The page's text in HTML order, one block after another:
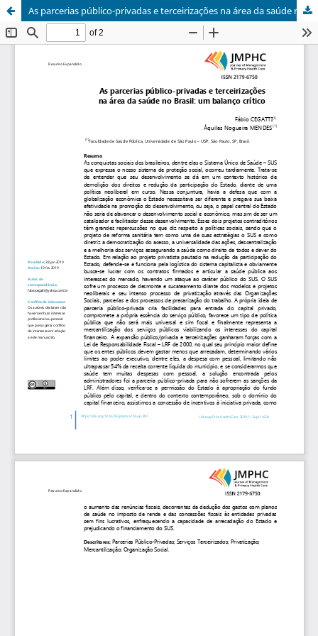
As parcerias público-privadas e terceirizações na área da saúde no Brasil: Um balanço crítico.